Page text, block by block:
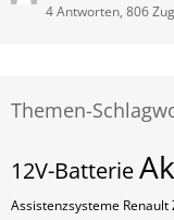
4 Antworten, 806
Themen-
12V-Batterie
Assistenzsysteme Renault